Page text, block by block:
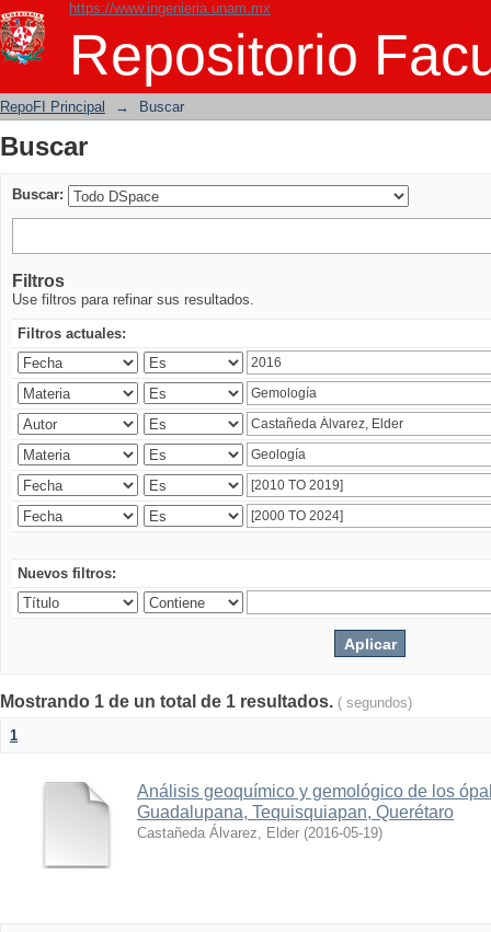
https://www.ingenieria.unam.mx
Repositorio
Buscar
RepoFI Principal → Buscar
Buscar
Buscar:
Filtros
Use filtros para refinar sus resultados.
Filtros actuales:
Nuevos filtros:
Mostrando 1 de un total de 1 resultados. ( segundos)
1
Análisis geoquímico y gemológico de los
Guadalupana, Tequisquiapan, Querétaro
Castañeda Álvarez, Elder (2016-05-19)